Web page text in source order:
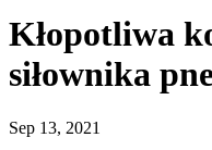
Kłopotliwa
siłownika
Sep 13, 2021